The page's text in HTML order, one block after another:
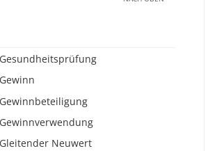
Gesundheitsprüfung
Gewinn
Gewinnbeteiligung
Gewinnverwendung
Gleitender Neuwert